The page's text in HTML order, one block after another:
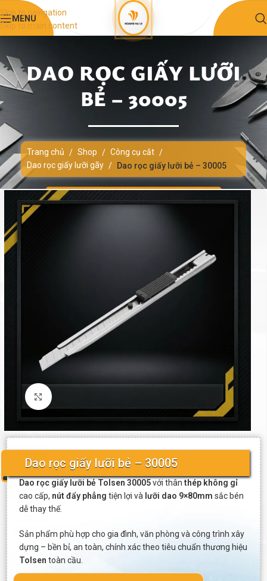
Skip to navigation
Skip to main content
MENU
DAO RỌC GIẤY LƯỠI
BẺ – 30005
Trang chủ / Shop / Công cụ cắt /
Dao rọc giấy lưỡi gãy / Dao rọc giấy lưỡi bẻ – 30005
Click to enlarge
Dao rọc giấy lưỡi bẻ – 30005
Dao rọc giấy lưỡi bẻ Tolsen 30005với thânthép không gỉ
cao cấp, nút đẩy phẳng tiện lợi và lưỡi dao 9×80mm sắc bén
dễ thay thế.
Sản phẩm phù hợp cho gia đình, văn phòng và công trình xây
dựng – bền bỉ, an toàn, chính xác theo tiêu chuẩn thương hiệu
Tolsen toàn cầu.